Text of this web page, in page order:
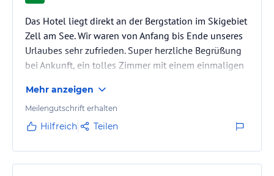
Das Hotel liegt direkt an der Bergstation im Skigebiet
Zell am See. Wir waren von Anfang bis Ende unseres
Urlaubes sehr zufrieden. Super herzliche Begrüßung
bei Ankunft, ein tolles Zimmer mit einem einmaligen
Auch der Wellness Bereich ist toll - verschiedene
Saunen und ein Becken zum Abkühlen. Kein Pool. Ich
hätte mir lediglich gewünscht, dass die Fenster vom
den Ruheliegen im Wellness Bereich den Ausblick auf
Zell…
Mehr anzeigen
Meilengutschrift erhalten
Hilfreich Teilen